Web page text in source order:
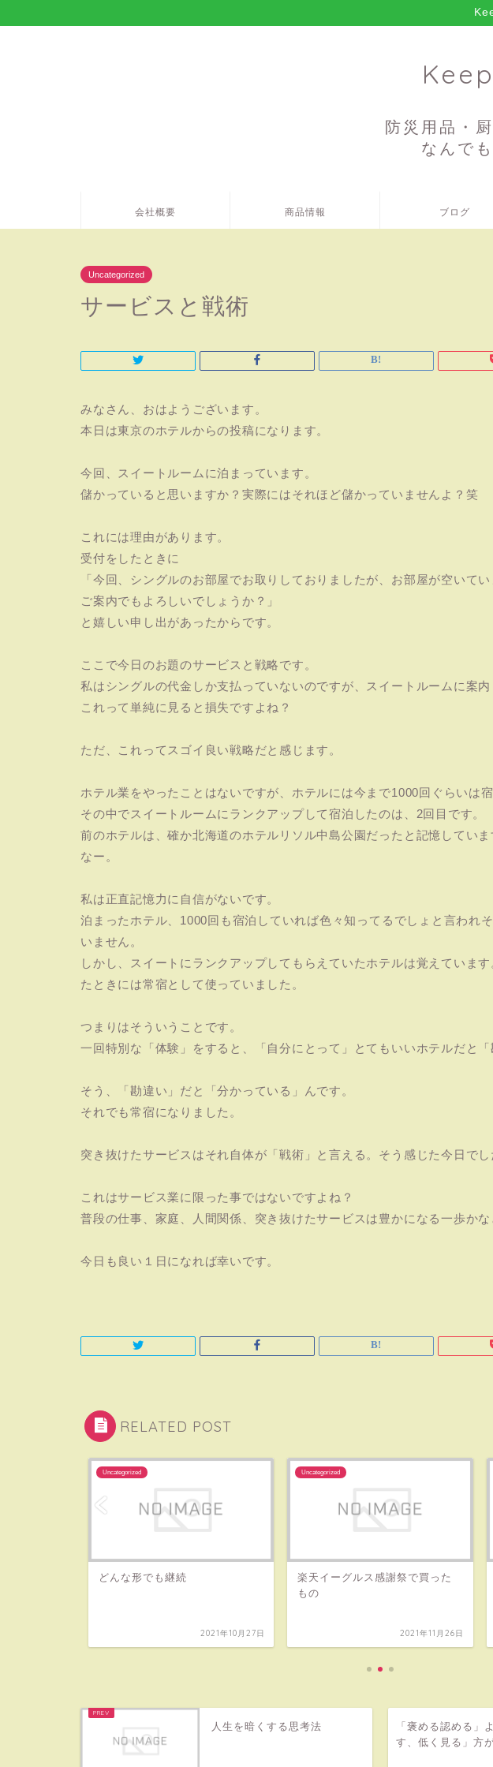
防災用品・
なんでも
会社概要 商品情報 ブログ
Uncategorized
サービスと戦術
みなさん、おはようございます。
本日は東京のホテルからの投稿になります。
今回、スイートルームに泊まっています。
儲かっていると思いますか？実際にはそれほど儲かっていませんよ？笑
これには理由があります。
受付をしたときに
「今回、シングルのお部屋でお取りしておりましたが、お部屋が空いて
ご案内でもよろしいでしょうか？」
と嬉しい申し出があったからです。
ここで今日のお題のサービスと戦略です。
私はシングルの代金しか支払っていないのですが、スイートルームに案内
これって単純に見ると損失ですよね？
ただ、これってスゴイ良い戦略だと感じます。
ホテル業をやったことはないですが、ホテルには今まで1000回ぐらいは宿
その中でスイートルームにランクアップして宿泊したのは、2回目です。
前のホテルは、確か北海道のホテルリソル中島公園だったと記憶してい
なー。
私は正直記憶力に自信がないです。
泊まったホテル、1000回も宿泊していれば色々知ってるでしょと言われ
いません。
しかし、スイートにランクアップしてもらえていたホテルは覚えていま
たときには常宿として使っていました。
つまりはそういうことです。
一回特別な「体験」をすると、「自分にとって」とてもいいホテルだと「
そう、「勘違い」だと「分かっている」んです。
それでも常宿になりました。
突き抜けたサービスはそれ自体が「戦術」と言える。そう感じた今日でし
これはサービス業に限った事ではないですよね？
普段の仕事、家庭、人間関係、突き抜けたサービスは豊かになる一歩かな
今日も良い１日になれば幸いです。
RELATED POST
Uncategorized
どんな形でも継続
2021年10月27日
Uncategorized
楽天イーグルス感謝祭で買った
もの
2021年11月26日
人生を暗くする思考法
「褒める認める」
す、低く見る」方